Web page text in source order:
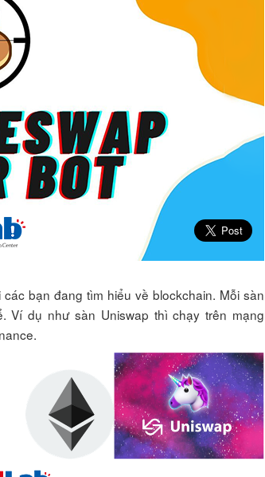
bạn đang tìm hiểu về blockchain. Mỗi sàn
Ví dụ như sàn Uniswap thì chạy trên mạng